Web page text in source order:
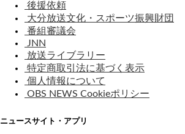
後援依頼
大分放送文化・スポーツ振興財団
番組審議会
JNN
放送ライブラリー
特定商取引法に基づく表示
個人情報について
OBS NEWS Cookieポリシー
ニュースサイト・アプリ